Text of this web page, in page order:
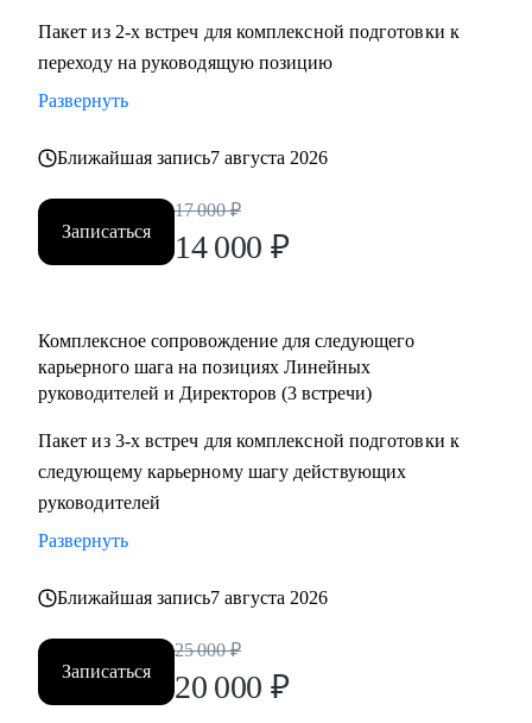
• Проработка навыков построения и мотивации команды;
• Стратегическое планирование и целеполагание;
• Определение истинных целей и мотиваций;
• Определение ограничений и их проработка;
• Определить вектор направления карьеры;
• Многое другое;
• Директорам по направлениям: общее и операционное
управление, продажи, развитие бизнеса;
• Собственникам/акционерам компаний;
• Руководителям групп/отделов;
• Менеджерам, при переходе на руководящие должности;
• Студентам и молодым специалистам, в построение
Пакет из 2-х встреч для комплексной подготовки к
переходу на руководящую позицию
Развернуть
Ближайшая запись7 августа 2026
Записаться
17 000 ₽
14 000 ₽
Комплексное сопровождение для следующего
карьерного шага на позициях Линейных
руководителей и Директоров (3 встречи)
Пакет из 3-х встреч для комплексной подготовки к
следующему карьерному шагу действующих
руководителей
Развернуть
Ближайшая запись7 августа 2026
Записаться
25 000 ₽
20 000 ₽